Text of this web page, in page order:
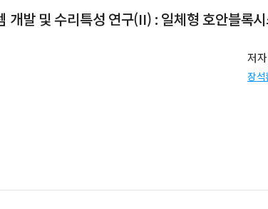
개발 및 수리특성 연구(II) : 일체형 호안블록
저자
장석